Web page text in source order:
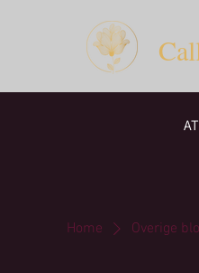
Home Overige